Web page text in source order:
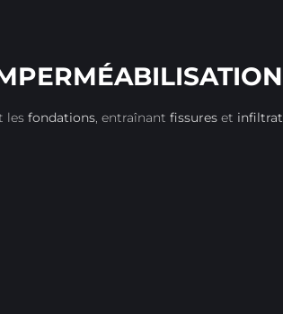
les fondations, entraînant fissures et